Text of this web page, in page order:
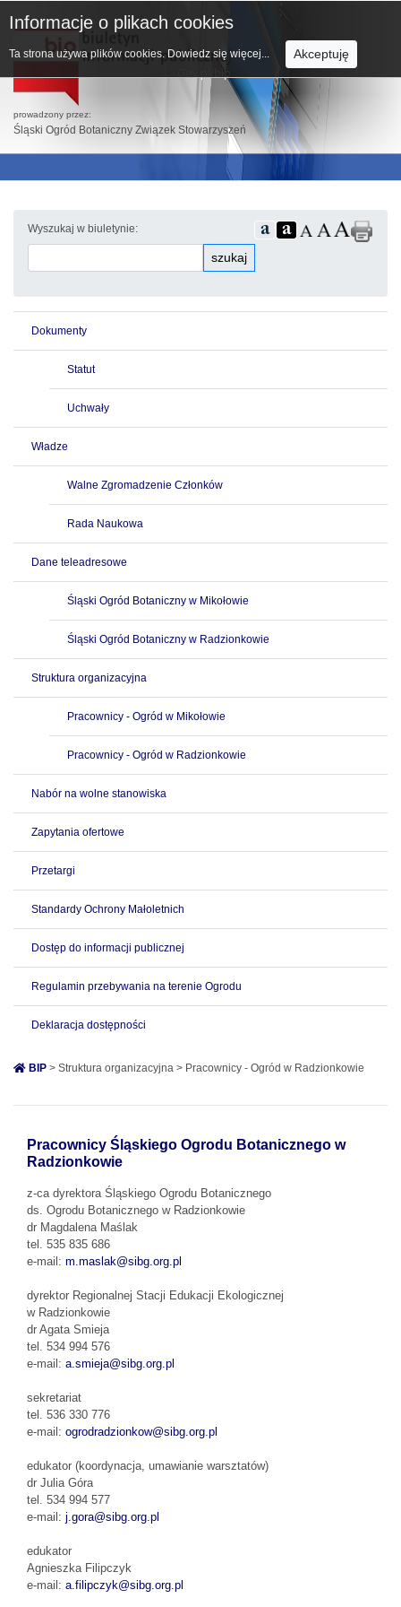
prowadzony przez:
Śląski Ogród Botaniczny Związek Stowarzyszeń
Wyszukaj w biuletynie:
szukaj
Dokumenty
Statut
Uchwały
Władze
Walne Zgromadzenie Członków
Rada Naukowa
Dane teleadresowe
Śląski Ogród Botaniczny w Mikołowie
Śląski Ogród Botaniczny w Radzionkowie
Struktura organizacyjna
Pracownicy - Ogród w Mikołowie
Pracownicy - Ogród w Radzionkowie
Nabór na wolne stanowiska
Zapytania ofertowe
Przetargi
Standardy Ochrony Małoletnich
Dostęp do informacji publicznej
Regulamin przebywania na terenie Ogrodu
Deklaracja dostępności
BIP > Struktura organizacyjna > Pracownicy - Ogród w Radzionkowie
Pracownicy Śląskiego Ogrodu Botanicznego w
Radzionkowie
z-ca dyrektora Śląskiego Ogrodu Botanicznego
ds. Ogrodu Botanicznego w Radzionkowie
dr Magdalena Maślak
tel. 535 835 686
e-mail: m.maslak@sibg.org.pl
dyrektor Regionalnej Stacji Edukacji Ekologicznej
w Radzionkowie
dr Agata Smieja
tel. 534 994 576
e-mail: a.smieja@sibg.org.pl
sekretariat
tel. 536 330 776
e-mail: ogrodradzionkow@sibg.org.pl
edukator (koordynacja, umawianie warsztatów)
dr Julia Góra
tel. 534 994 577
e-mail: j.gora@sibg.org.pl
edukator
Agnieszka Filipczyk
e-mail: a.filipczyk@sibg.org.pl
Informacje o plikach cookies
Ta strona używa plików cookies. Dowiedz się więcej... Akceptuję